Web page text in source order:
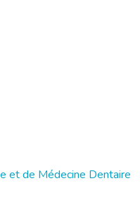
et de Médecine Dentaire